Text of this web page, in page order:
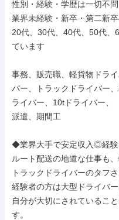
性別・経験・学歴は一切不問
業界未経験・新卒・第二新
20代、30代、40代、50代、
ています
事務、販売職、軽貨物ドラ
バー、トラックドライバー
ライバー、10tドライバー、
派遣、期間工
◆業界大手で安定収入◎経験
ルート配送の地道な仕事も
トラックドライバーのタフ
経験者の方は大型ドライバ
自分が大切にされているこ
す。